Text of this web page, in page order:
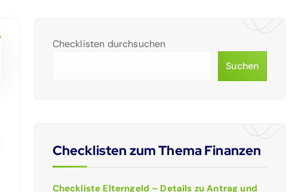
Checklisten durchsuchen
Suchen
Checklisten zum Thema Finanzen
Checkliste Elterngeld – Details zu Antrag und